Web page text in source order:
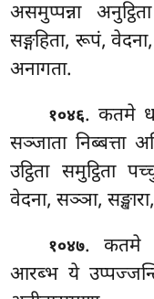
असमुप्पन्ना
सङ्गहिता, रूपं,
अनागता.
१०४६. कतमे
सञ्जाता निब्बत्ता
उट्ठिता समुट्ठिता
वेदना, सञ्ञा,
१०४७. कतमे
आरब्भ ये